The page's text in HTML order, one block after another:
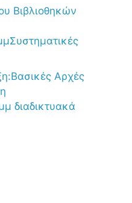
Βιβλιοθηκών
Αρχές
διαδικτυακά